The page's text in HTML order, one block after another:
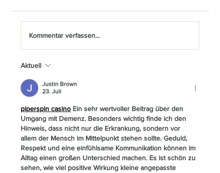
rechtliche Aspekte für Senioren und
Angehörige
Kommentar verfassen...
Aktuell
Justin Brown
23. Juli
piperspin casino Ein sehr wertvoller Beitrag über den
Umgang mit Demenz. Besonders wichtig finde ich den
Hinweis, dass nicht nur die Erkrankung, sondern vor
allem der Mensch im Mittelpunkt stehen sollte. Geduld,
Respekt und eine einfühlsame Kommunikation können im
Alltag einen großen Unterschied machen. Es ist schön zu
sehen, wie viel positive Wirkung kleine angepasste